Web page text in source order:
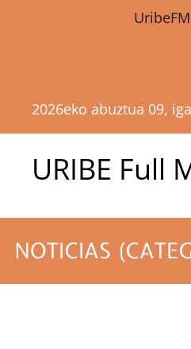
2026eko abuztua 09,
URIBE Full
NOTICIAS